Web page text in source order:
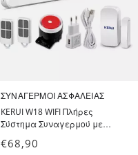
ΣΥΝΑΓΕΡΜΟΊ ΑΣΦΑΛΕΊΑΣ
KERUI W18 WIFI Πλήρες
Σύστημα Συναγερμού με
Πόρτας, Σειρήνα, 2
€68,90